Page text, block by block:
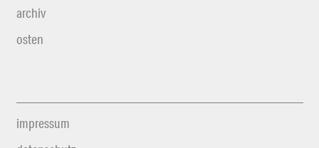
archiv
osten
impressum